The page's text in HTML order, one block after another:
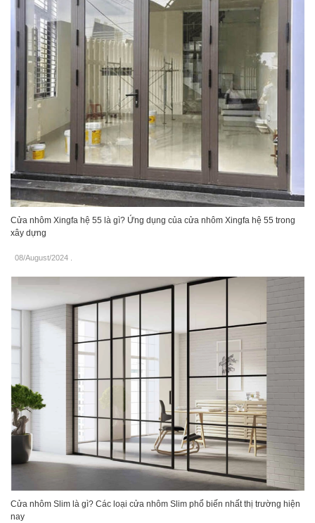
Cửa nhôm Xingfa hệ 55 là gì? Ứng dụng của cửa nhôm Xingfa hệ 55 trong
xây dựng
08/August/2024
Cửa nhôm Slim là gì? Các loại cửa nhôm Slim phổ biến nhất thị trường hiện
nay